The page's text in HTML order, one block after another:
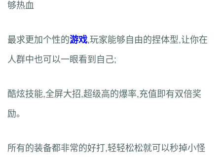
够热血
最求更加个性的游戏,玩家能够自由的捏体型,让你在
人群中也可以一眼看到自己;
酷炫技能,全屏大招,超级高的爆率,充值即有双倍奖
励。
所有的装备都非常的好打,轻轻松松就可以秒掉小怪